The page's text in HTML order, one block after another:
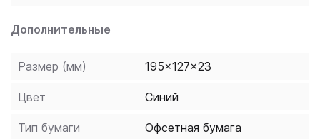
Дополнительные
Размер (мм) 195x127x23
Цвет Синий
Тип бумаги Офсетная бумага